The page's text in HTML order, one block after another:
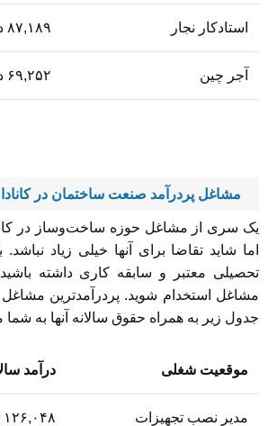
استادکار نجار ۸۷,۱۸۹ دلار
آجر چین ۶۹,۲۵۲ دلار
مشاغل پردرآمد صنعت ساختمان در کانادا
یک سری از مشاغل حوزه ساخت‌وساز در کانادا
اما شاید تقاضا برای آنها خیلی زیاد
تحصیلی معتبر و سابقه کاری داشته
مشاغل استخدام شوید. پردرآمدترین
جدول زیر به همراه حقوق سالانه آنها به
موقعیت شغلی درآمد
مدیر نصب تجهیزات ۱۲۶,۰۴۸ دلار